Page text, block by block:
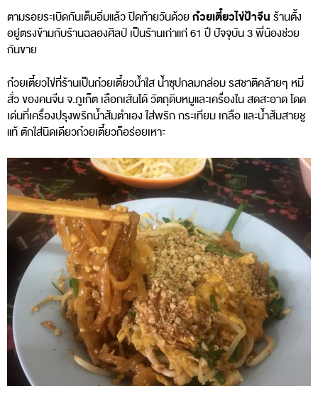
ตามรอยระเบิดกันเต็มอิ่มแล้ว ปิดท้ายวันด้วยก๋วยเตี๋ยวไข่ป้าจีน ร้านตั้ง
อยู่ตรงข้ามกับร้านฉลองศิลป์ เป็นร้านเก่าแก่ 61 ปี ปัจจุบัน 3 พี่น้องช่วย
กันขาย
ก๋วยเตี๋ยวไข่ที่ร้านเป็นก๋วยเตี๋ยวน้ำใส น้ำซุปกลมกล่อม รสชาติคล้ายๆ หมี่
สั่ว ของคนจีน จ.ภูเก็ต เลือกเส้นได้ วัตถุดิบหมูและเครื่องใน สดสะอาด โดด
เด่นที่เครื่องปรุงพริกน้ำส้มตำเอง ใส่พริก กระเทียม เกลือ และน้ำส้มสายชู
แท้ ตักใส่นิดเดียวก๋วยเตี๋ยวก็อร่อยเหาะ